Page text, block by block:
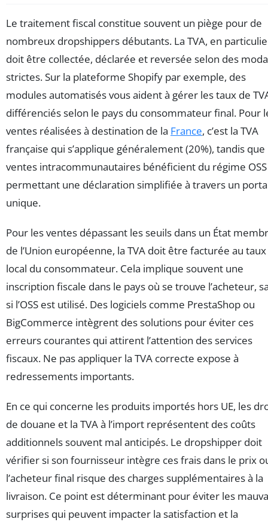
Le traitement fiscal constitue souvent un piège pour de
nombreux dropshippers débutants. La TVA, en
doit être collectée, déclarée et reversée selon des
strictes. Sur la plateforme Shopify par exemple, des
modules automatisés vous aident à gérer les taux de
différenciés selon le pays du consommateur final. Pour
ventes réalisées à destination de la France, c’est la TVA
française qui s’applique généralement (20%), tandis que
ventes intracommunautaires bénéficient du régime OSS
permettant une déclaration simplifiée à travers un
unique.
Pour les ventes dépassant les seuils dans un État
de l’Union européenne, la TVA doit être facturée au taux
local du consommateur. Cela implique souvent une
inscription fiscale dans le pays où se trouve l’acheteur,
si l’OSS est utilisé. Des logiciels comme PrestaShop ou
BigCommerce intègrent des solutions pour éviter ces
erreurs courantes qui attirent l’attention des services
fiscaux. Ne pas appliquer la TVA correcte expose à
redressements importants.
En ce qui concerne les produits importés hors UE, les
de douane et la TVA à l’import représentent des coûts
additionnels souvent mal anticipés. Le dropshipper doit
vérifier si son fournisseur intègre ces frais dans le prix
l’acheteur final risque des charges supplémentaires à la
livraison. Ce point est déterminant pour éviter les
surprises qui peuvent impacter la satisfaction et la